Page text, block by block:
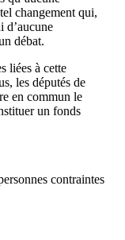
changement qui,
d’aucune
débat.
liées à cette
les députés de
en commun le
un fonds
contraintes